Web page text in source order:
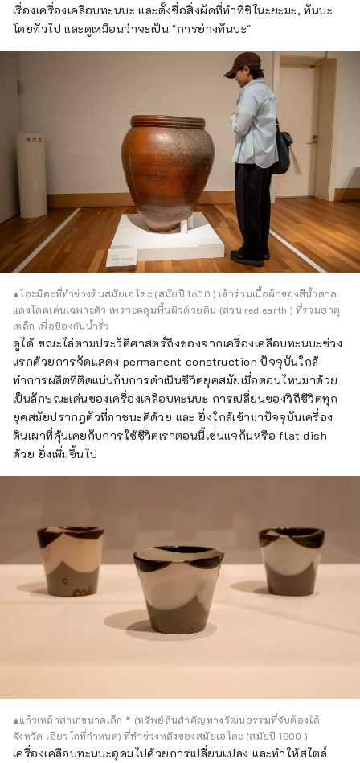
เรื่องเครื่องเคลือบทะนบะ และตั้งชื่อสิ่งผัดที่ทำที่ชิโนะยะมะ, ทันบะ
โดยทั่วไป และดูเหมือนว่าจะเป็น "การย่างทันบะ"
▲โอะมิคะที่ทำช่วงต้นสมัยเอโดะ (สมัยปี 1600 ) เข้าร่วมเนื้อผ้าของสีน้ำตาล
แดงโดดเด่นเฉพาะตัว เพราะคลุมพื้นผิวด้วยดิน (ส่วน red earth ) ที่รวมธาตุ
เหล็ก เพื่อป้องกันน้ำรั่ว
ดูได้ ขณะไล่ตามประวัติศาสตร์ถึงของจากเครื่องเคลือบทะนบะช่วง
แรกด้วยการจัดแสดง permanent construction ปัจจุบันใกล้
ทำการผลิตที่ติดแน่นกับการดำเนินชีวิตยุคสมัยเมื่อตอนไหนมาด้วย
เป็นลักษณะเด่นของเครื่องเคลือบทะนบะ การเปลี่ยนของวิถีชีวิตทุก
ยุคสมัยปรากฎตัวที่ภาชนะดีด้วย และ ยิ่งใกล้เข้ามาปัจจุบันเครื่อง
ดินเผาที่คุ้นเคยกับการใช้ชีวิตเราตอนนี้เช่นแจกันหรือ flat dish
ด้วย ยิ่งเพิ่มขึ้นไป
▲แก้วเหล้าสาเกขนาดเล็ก * (ทรัพย์สินสำคัญทางวัฒนธรรมที่จับต้องได้
จังหวัด เฮียวโกที่กำหนด) ที่ทำช่วงหลังของสมัยเอโดะ (สมัยปี 1800 )
เครื่องเคลือบทะนบะอุดมไปด้วยการเปลี่ยนแปลง และทำให้สไตล์